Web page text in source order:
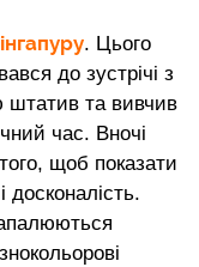
. Цього
до зустрічі з
штатив та вивчив
час. Вночі
щоб показати
досконалість.